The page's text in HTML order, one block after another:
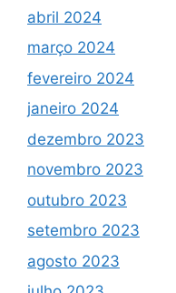
abril 2024
março 2024
fevereiro 2024
janeiro 2024
dezembro 2023
novembro 2023
outubro 2023
setembro 2023
agosto 2023